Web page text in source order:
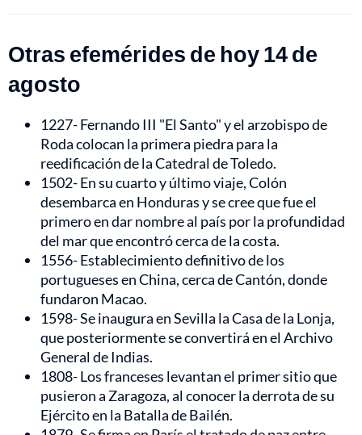
Otras efemérides de hoy 14 de
agosto
1227- Fernando III "El Santo" y el arzobispo de
Roda colocan la primera piedra para la
reedificación de la Catedral de Toledo.
1502- En su cuarto y último viaje, Colón
desembarca en Honduras y se cree que fue el
primero en dar nombre al país por la profundidad
del mar que encontró cerca de la costa.
1556- Establecimiento definitivo de los
portugueses en China, cerca de Cantón, donde
fundaron Macao.
1598- Se inaugura en Sevilla la Casa de la Lonja,
que posteriormente se convertirá en el Archivo
General de Indias.
1808- Los franceses levantan el primer sitio que
pusieron a Zaragoza, al conocer la derrota de su
Ejército en la Batalla de Bailén.